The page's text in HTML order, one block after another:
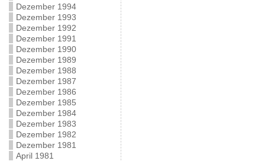
Dezember 1994
Dezember 1993
Dezember 1992
Dezember 1991
Dezember 1990
Dezember 1989
Dezember 1988
Dezember 1987
Dezember 1986
Dezember 1985
Dezember 1984
Dezember 1983
Dezember 1982
Dezember 1981
April 1981